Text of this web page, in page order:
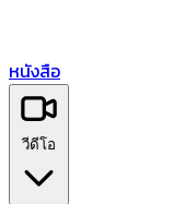
หนังสือ
วีดีโอ